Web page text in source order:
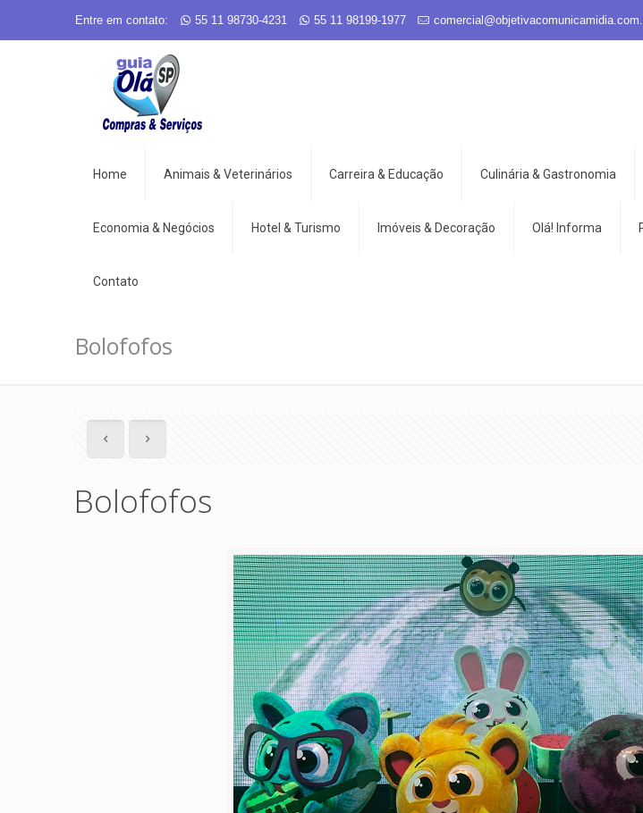
Entre em contato: 55 11 98730-4231 55 11 98199-1977
Home Animais & Veterinários Carreira & Educação Culinária & Gastronomia
Economia & Negócios Hotel & Turismo Imóveis & Decoração Olá! Informa
Contato
Bolofofos
Bolofofos